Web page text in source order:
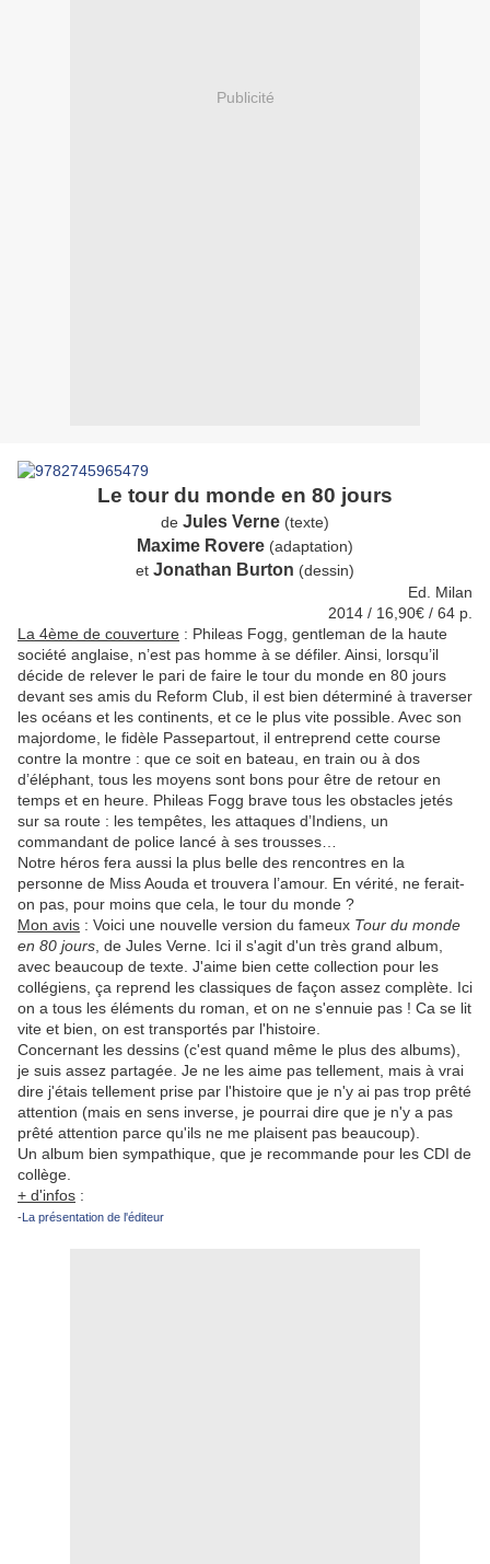
Publicité
Le tour du monde en 80 jours
de Jules Verne (texte)
Maxime Rovere (adaptation)
et Jonathan Burton (dessin)
Ed. Milan
2014 / 16,90€ / 64 p.
La 4ème de couverture : Phileas Fogg, gentleman de la haute
société anglaise, n’est pas homme à se défiler. Ainsi, lorsqu’il
décide de relever le pari de faire le tour du monde en 80 jours
devant ses amis du Reform Club, il est bien déterminé à traverser
les océans et les continents, et ce le plus vite possible. Avec son
majordome, le fidèle Passepartout, il entreprend cette course
contre la montre : que ce soit en bateau, en train ou à dos
d’éléphant, tous les moyens sont bons pour être de retour en
temps et en heure. Phileas Fogg brave tous les obstacles jetés
sur sa route : les tempêtes, les attaques d’Indiens, un
commandant de police lancé à ses trousses…
Notre héros fera aussi la plus belle des rencontres en la
personne de Miss Aouda et trouvera l’amour. En vérité, ne ferait-
on pas, pour moins que cela, le tour du monde ?
Mon avis : Voici une nouvelle version du fameux Tour du monde
en 80 jours , de Jules Verne. Ici il s'agit d'un très grand album,
avec beaucoup de texte. J'aime bien cette collection pour les
collégiens, ça reprend les classiques de façon assez complète. Ici
on a tous les éléments du roman, et on ne s'ennuie pas ! Ca se lit
vite et bien, on est transportés par l'histoire.
Concernant les dessins (c'est quand même le plus des albums),
je suis assez partagée. Je ne les aime pas tellement, mais à vrai
dire j'étais tellement prise par l'histoire que je n'y ai pas trop prêté
attention (mais en sens inverse, je pourrai dire que je n'y a pas
prêté attention parce qu'ils ne me plaisent pas beaucoup).
Un album bien sympathique, que je recommande pour les CDI de
collège.
+ d'infos :
-La présentation de l'éditeur